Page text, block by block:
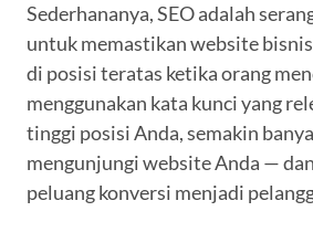
Sederhananya, SEO adalah
untuk memastikan website
di posisi teratas ketika orang
menggunakan kata kunci yang
tinggi posisi Anda, semakin
mengunjungi website Anda —
peluang konversi menjadi